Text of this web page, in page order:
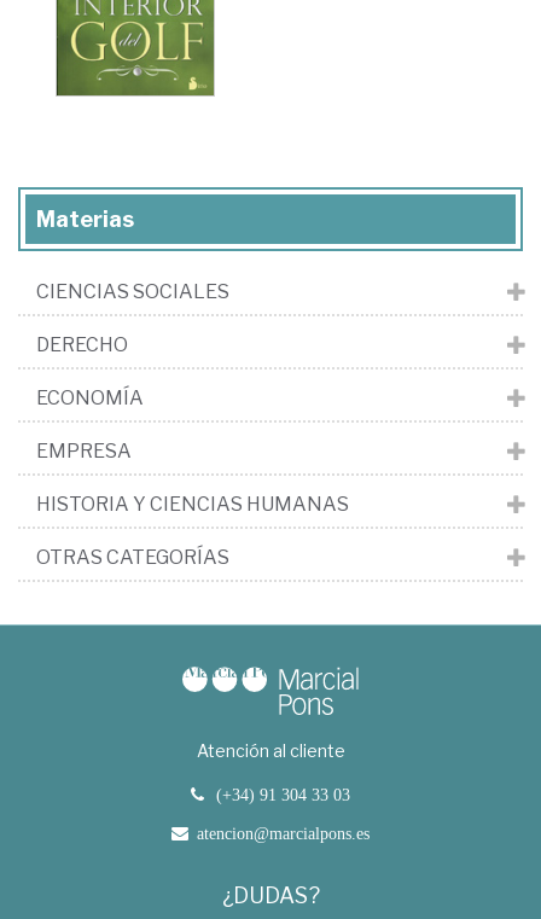
Materias
CIENCIAS SOCIALES
DERECHO
ECONOMÍA
EMPRESA
HISTORIA Y CIENCIAS HUMANAS
OTRAS CATEGORÍAS
Atención al cliente
(+34) 91 304 33 03
atencion@marcialpons.es
¿DUDAS?